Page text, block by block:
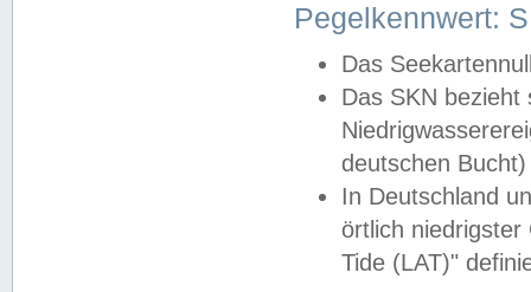
Pegelkennwert:
Das
Das SKN
deutschen
In Deutschland
örtlich
Tide (LAT)"